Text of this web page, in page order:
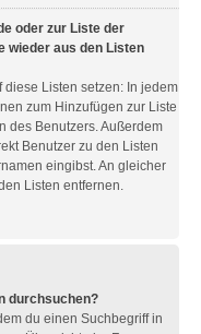
oder zur Liste der
wieder aus den Listen
diese Listen setzen: In jedem
zum Hinzufügen zur Liste
des Benutzers. Außerdem
Benutzer zu den Listen
eingibst. An gleicher
Listen entfernen.
durchsuchen?
du einen Suchbegriff in